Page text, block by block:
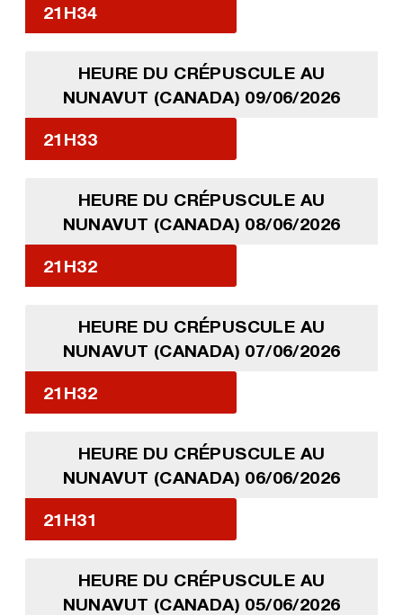
21H34
HEURE DU CRÉPUSCULE AU
NUNAVUT (CANADA) 09/06/2026
21H33
HEURE DU CRÉPUSCULE AU
NUNAVUT (CANADA) 08/06/2026
21H32
HEURE DU CRÉPUSCULE AU
NUNAVUT (CANADA) 07/06/2026
21H32
HEURE DU CRÉPUSCULE AU
NUNAVUT (CANADA) 06/06/2026
21H31
HEURE DU CRÉPUSCULE AU
NUNAVUT (CANADA) 05/06/2026